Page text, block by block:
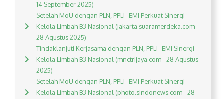
14 September 2025)
Setelah MoU dengan PLN, PPLI–EMI Perkuat Sinergi
Kelola Limbah B3 Nasional (jakarta.suaramerdeka.com -
28 Agustus 2025)
Tindaklanjuti Kerjasama dengan PLN, PPLI–EMI Sinergi
Kelola Limbah B3 Nasional (mnctrijaya.com - 28 Agustus
2025)
Setelah MoU dengan PLN, PPLI–EMI Perkuat Sinergi
Kelola Limbah B3 Nasional (photo.sindonews.com - 28